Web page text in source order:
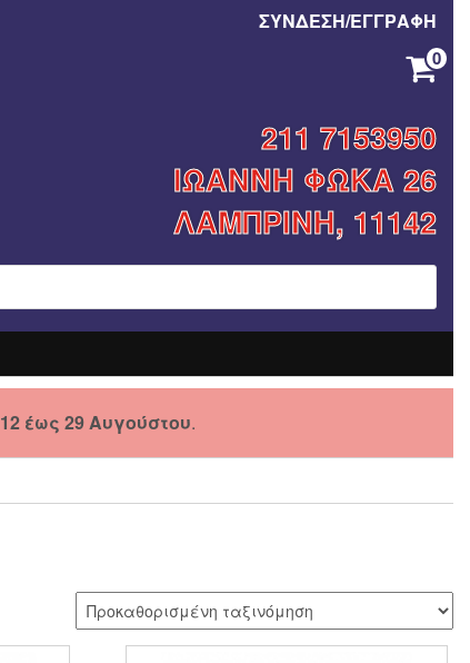
ΣΥΝΔΕΣΗ/ΕΓΓΡΑΦΗ
0
211 7153950
ΙΩΑΝΝΗ ΦΩΚΑ 26
ΛΑΜΠΡΙΝΗ, 11142
12 έως 29 Αυγούστου.